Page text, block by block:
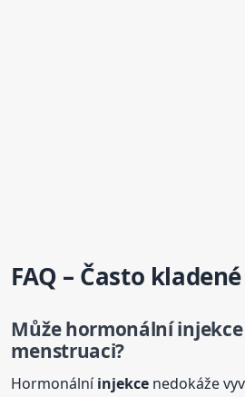
FAQ – Často
Může hormonálníinjekce
menstruaci?
Hormonálníinjekce nedokáže